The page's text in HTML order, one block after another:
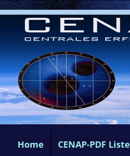
Home CENAP-PDF Liste